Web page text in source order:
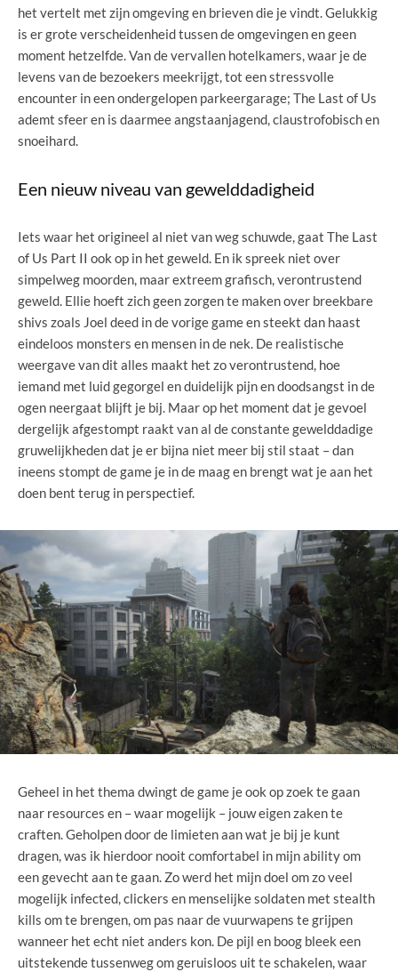
het vertelt met zijn omgeving en brieven die je vindt. Gelukkig
is er grote verscheidenheid tussen de omgevingen en geen
moment hetzelfde. Van de vervallen hotelkamers, waar je de
levens van de bezoekers meekrijgt, tot een stressvolle
encounter in een ondergelopen parkeergarage; The Last of Us
ademt sfeer en is daarmee angstaanjagend, claustrofobisch en
snoeihard.
Een nieuw niveau van gewelddadigheid
Iets waar het origineel al niet van weg schuwde, gaat The Last
of Us Part II ook op in het geweld. En ik spreek niet over
simpelweg moorden, maar extreem grafisch, verontrustend
geweld. Ellie hoeft zich geen zorgen te maken over breekbare
shivs zoals Joel deed in de vorige game en steekt dan haast
eindeloos monsters en mensen in de nek. De realistische
weergave van dit alles maakt het zo verontrustend, hoe
iemand met luid gegorgel en duidelijk pijn en doodsangst in de
ogen neergaat blijft je bij. Maar op het moment dat je gevoel
dergelijk afgestompt raakt van al de constante gewelddadige
gruwelijkheden dat je er bijna niet meer bij stil staat – dan
ineens stompt de game je in de maag en brengt wat je aan het
doen bent terug in perspectief.
Geheel in het thema dwingt de game je ook op zoek te gaan
naar resources en – waar mogelijk – jouw eigen zaken te
craften. Geholpen door de limieten aan wat je bij je kunt
dragen, was ik hierdoor nooit comfortabel in mijn ability om
een gevecht aan te gaan. Zo werd het mijn doel om zo veel
mogelijk infected, clickers en menselijke soldaten met stealth
kills om te brengen, om pas naar de vuurwapens te grijpen
wanneer het echt niet anders kon. De pijl en boog bleek een
uitstekende tussenweg om geruisloos uit te schakelen, waar